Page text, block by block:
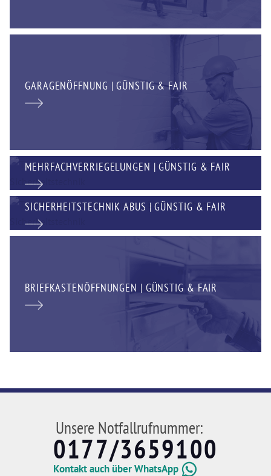
GARAGENÖFFNUNG | GÜNSTIG & FAIR
MEHRFACHVERRIEGELUNGEN | GÜNSTIG & FAIR
SICHERHEITSTECHNIK ABUS | GÜNSTIG & FAIR
BRIEFKASTENÖFFNUNGEN | GÜNSTIG & FAIR
Unsere Notfallrufnummer:
0177/3659100
Kontakt auch über WhatsApp